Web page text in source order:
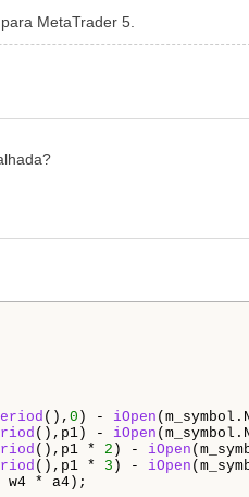
MetaTrader 5.
(), 0 ) - iOpen
(),p1) - iOpen
(),p1 * 2 ) - iOpen
(),p1 * 3 ) - iOpen
w4 * a4);